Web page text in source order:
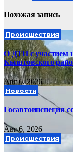
Похожая запись
Происшествия
О ДТП с участием
Кыштовского
Авг 6, 2026
Новости
Госавтоинспеция
Авг 6, 2026
Происшествия